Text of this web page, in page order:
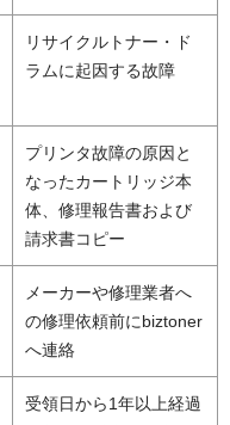
リサイクルトナー・ド
ラムに起因する故障
プリンタ故障の原因と
なったカートリッジ本
体、修理報告書および
請求書コピー
メーカーや修理業者へ
の修理依頼前にbiztoner
へ連絡
受領日から1年以上経過